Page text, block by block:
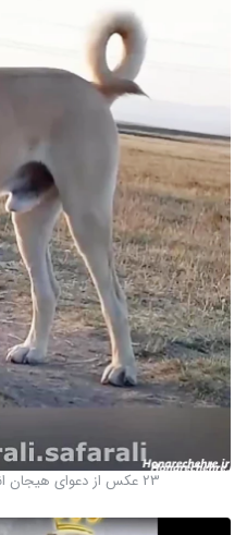
23 عکس از دعوای هیجان انگیز سگ سرابی در طبیعت